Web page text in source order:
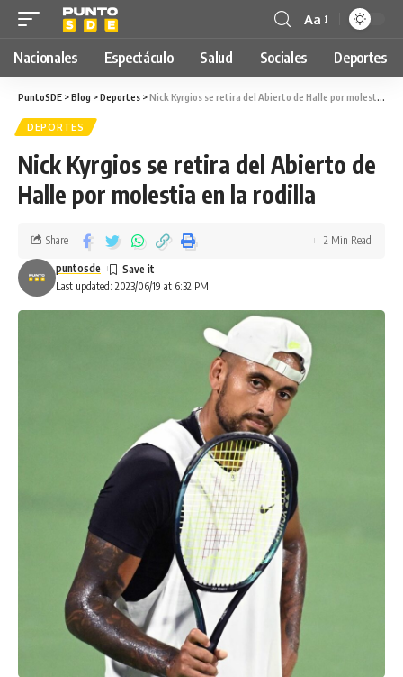
Aa
Nacionales Espectáculo Salud Sociales Deportes
PuntoSDE >Blog >Deportes >Nick Kyrgios se retira del Abierto de Halle por molestia en la rodilla
DEPORTES
Nick Kyrgios se retira del Abierto de
Halle por molestia en la rodilla
Last updated: 2023/06/19 at 6:32 PM
puntosde
Share 2 Min Read